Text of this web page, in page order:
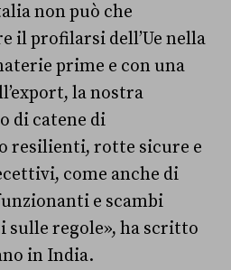
non può che
il profilarsi dell’Ue nella
prime e con una
la nostra
di catene di
resilienti, rotte sicure e
come anche di
e scambi
sulle regole», ha scritto
in India.